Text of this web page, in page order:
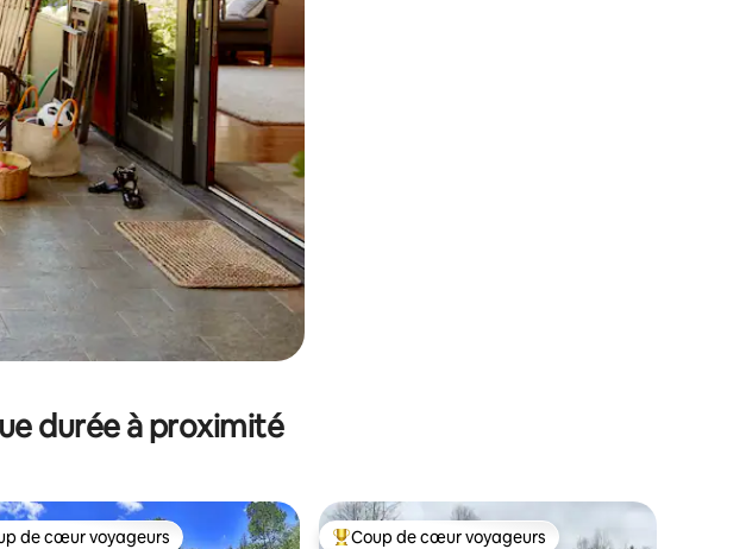
durée à proximité
de cœur voyageurs Coup de cœur voyageurs